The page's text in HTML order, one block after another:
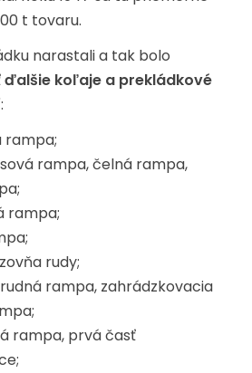
t tovaru.
narastali a tak bolo
ďalšie koľaje a prekládkové
rampa;
rampa, čelná rampa,
rampa;
rudy;
rudná rampa, zahrádzkovacia
rampa, prvá časť